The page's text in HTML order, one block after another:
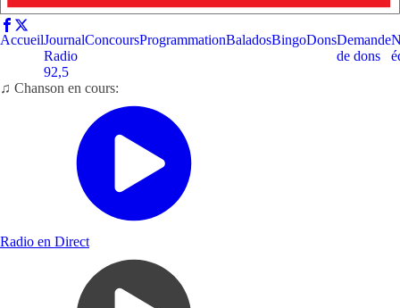
AccueilJournal
Radio
92,5
ConcoursProgrammationBaladosBingoDonsDemande
de dons
♫ Chanson en cours:
Radio en Direct